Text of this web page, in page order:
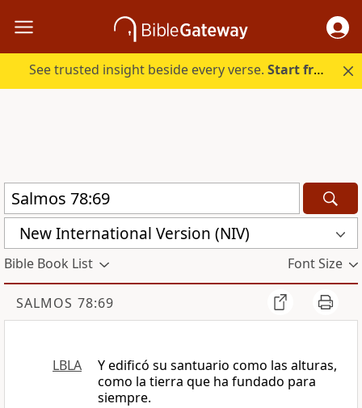
See trusted insight beside every verse.Start free.
New International Version (NIV)
Bible Book List Font Size
SALMOS 78:69
LBLA
Y edificó su santuario como las alturas,
como la tierra que ha fundado para
siempre.